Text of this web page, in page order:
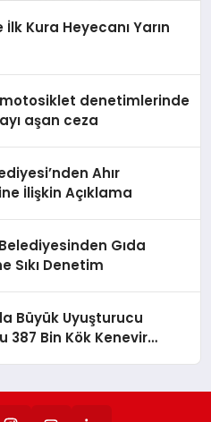
Kura Heyecanı Yarın
denetimlerinde
aşan ceza
Ahır
İlişkin Açıklama
Gıda
Sıkı Denetim
Büyük Uyuşturucu
387 Bin Kök Kenevir